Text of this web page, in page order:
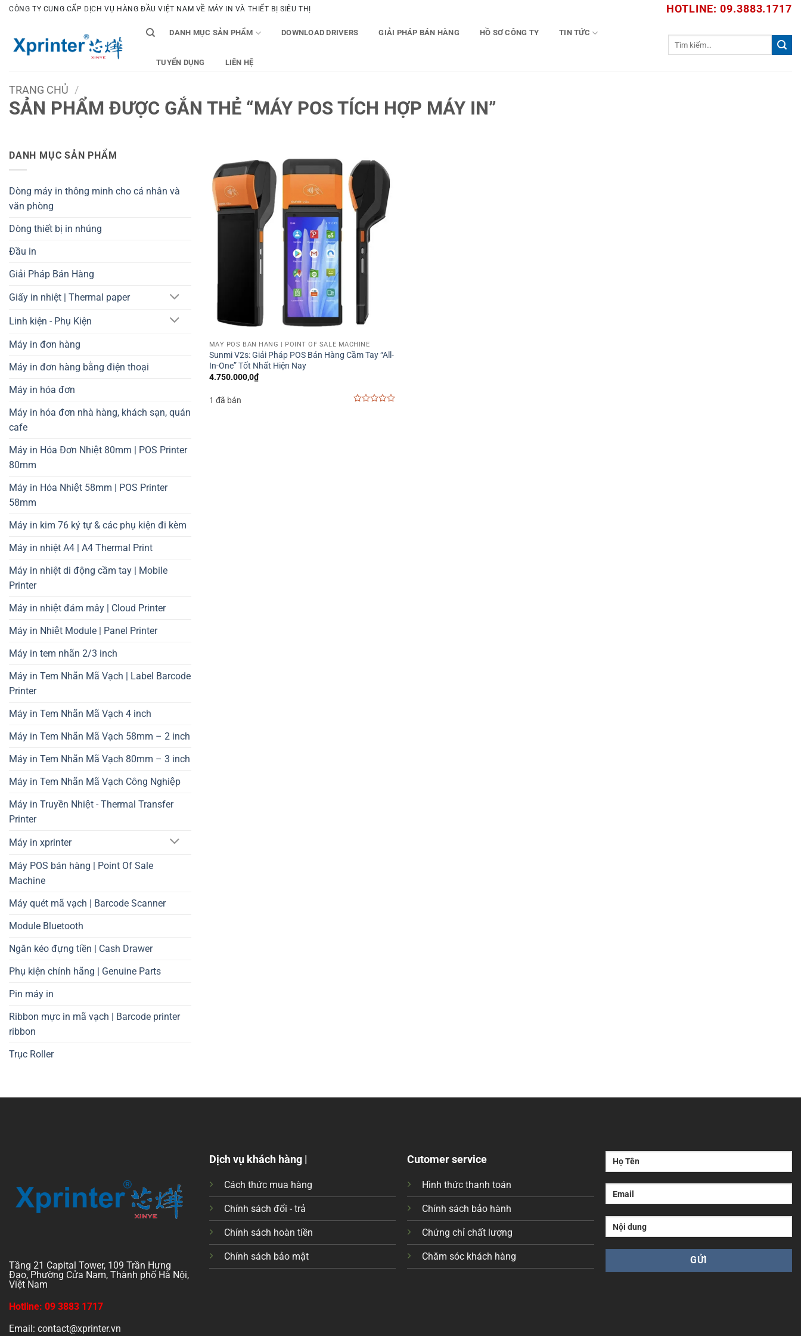
Bỏ
dung
CÔNG TY CUNG CẤP DỊCH VỤ HÀNG ĐẦU VIỆT NAM VỀ MÁY IN VÀ THIẾT BỊ SIÊU THỊ HOTLINE: 09.3883.1717
DANH MỤC SẢN PHẨM DOWNLOAD DRIVERS GIẢI PHÁP BÁN HÀNG HỒ SƠ CÔNG TY TIN TỨC
TUYỂN DỤNG LIÊN HỆ
TRANG CHỦ /
SẢN PHẨM ĐƯỢC GẮN THẺ “MÁY POS TÍCH HỢP MÁY IN”
DANH MỤC SẢN PHẨM
Dòng máy in thông minh cho cá nhân và
văn phòng
Dòng thiết bị in nhúng
Đầu in
Giải Pháp Bán Hàng
Giấy in nhiệt | Thermal paper
Linh kiện - Phụ Kiện
Máy in đơn hàng
Máy in đơn hàng bằng điện thoại
Máy in hóa đơn
Máy in hóa đơn nhà hàng, khách sạn, quán
cafe
Máy in Hóa Đơn Nhiệt 80mm | POS Printer
80mm
Máy in Hóa Nhiệt 58mm | POS Printer
58mm
Máy in kim 76 ký tự & các phụ kiện đi kèm
Máy in nhiệt A4 | A4 Thermal Print
Máy in nhiệt di động cầm tay | Mobile
Printer
Máy in nhiệt đám mây | Cloud Printer
Máy in Nhiệt Module | Panel Printer
Máy in tem nhãn 2/3 inch
Máy in Tem Nhãn Mã Vạch | Label Barcode
Printer
Máy in Tem Nhãn Mã Vạch 4 inch
Máy in Tem Nhãn Mã Vạch 58mm – 2 inch
Máy in Tem Nhãn Mã Vạch 80mm – 3 inch
Máy in Tem Nhãn Mã Vạch Công Nghiệp
Máy in Truyền Nhiệt - Thermal Transfer
Printer
Máy in xprinter
Máy POS bán hàng | Point Of Sale
Machine
Máy quét mã vạch | Barcode Scanner
Module Bluetooth
Ngăn kéo đựng tiền | Cash Drawer
Phụ kiện chính hãng | Genuine Parts
Pin máy in
Ribbon mực in mã vạch | Barcode printer
ribbon
Trục Roller
MÁY POS BÁN HÀNG | POINT OF SALE MACHINE
Sunmi V2s: Giải Pháp POS Bán Hàng Cầm Tay “All-
In-One” Tốt Nhất Hiện Nay
4.750.000,0₫
1 đã bán
Tầng 21 Capital Tower, 109 Trần Hưng
Đạo, Phường Cửa Nam, Thành phố Hà Nội,
Việt Nam
Hotline: 09 3883 1717
Email: contact@xprinter.vn
Dịch vụ khách hàng |
Cách thức mua hàng
Chính sách đổi - trả
Chính sách hoàn tiền
Chính sách bảo mật
Cutomer service
Hình thức thanh toán
Chính sách bảo hành
Chứng chỉ chất lượng
Chăm sóc khách hàng